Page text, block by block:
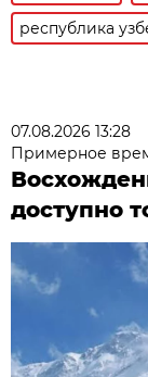
республика
07.08.2026 13:28
Примерное
доступно